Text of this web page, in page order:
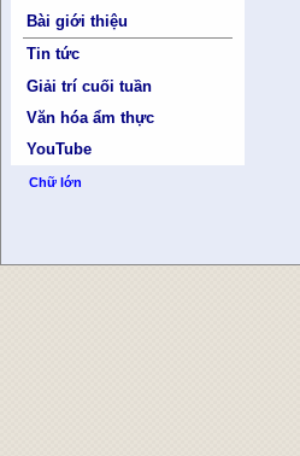
Bài giới thiệu
Tin tức
Giải trí cuối tuần
Văn hóa ẩm thực
YouTube
Chữ lớn